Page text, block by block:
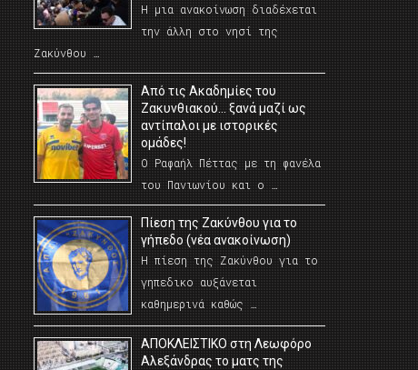
Η μια ανακοίνωση διαδέχεται
την άλλη στο νησί της
Ζακύνθου …
Από τις Ακαδημίες του
Ζακυνθιακού… ξανά μαζί ως
αντίπαλοι με ιστορικές
ομάδες!
Ο Ραφαήλ Πέττας με τη φανέλα
του Πανιωνίου και ο …
Πίεση της Ζακύνθου για το
γήπεδο (νέα ανακοίνωση)
Η πίεση της Ζακύνθου για το
γηπεδικο αυξάνεται
καθημερινά καθώς …
AΠΟΚΛΕΙΣΤΙΚΟ στη Λεωφόρο
Αλεξάνδρας το ματς της